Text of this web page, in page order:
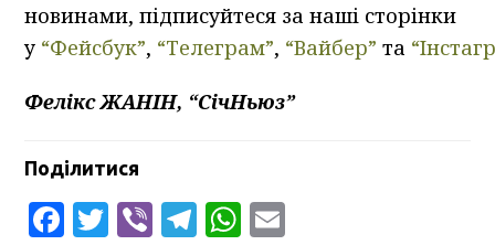
новинами, підписуйтеся за наші сторінки
у “Фейсбук”, “Телеграм”, “Вайбер” та
Фелікс ЖАНІН, “СічНьюз”
Поділитися
Facebook
Twitter
ViberTelegram
WhatsApp